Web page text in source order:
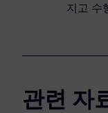
지고 수
관련 자